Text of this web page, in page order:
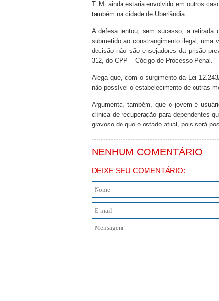
T. M. ainda estaria envolvido em outros
também na cidade de Uberlândia.
A defesa tentou, sem sucesso, a retirada
submetido ao constrangimento ilegal, uma
decisão não são ensejadores da prisão
312, do CPP – Código de Processo Penal.
Alega que, com o surgimento da Lei
não possível o estabelecimento de outras
Argumenta, também, que o jovem é
clínica de recuperação para dependentes
gravoso do que o estado atual, pois será
NENHUM COMENTÁRIO
DEIXE SEU COMENTÁRIO: